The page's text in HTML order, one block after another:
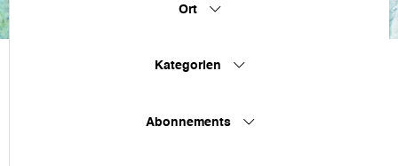
Ort
Kategorien
Abonnements